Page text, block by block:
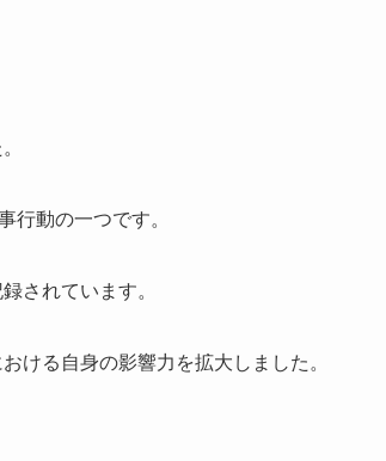
行動の一つです。
されています。
ける自身の影響力を拡大しました。